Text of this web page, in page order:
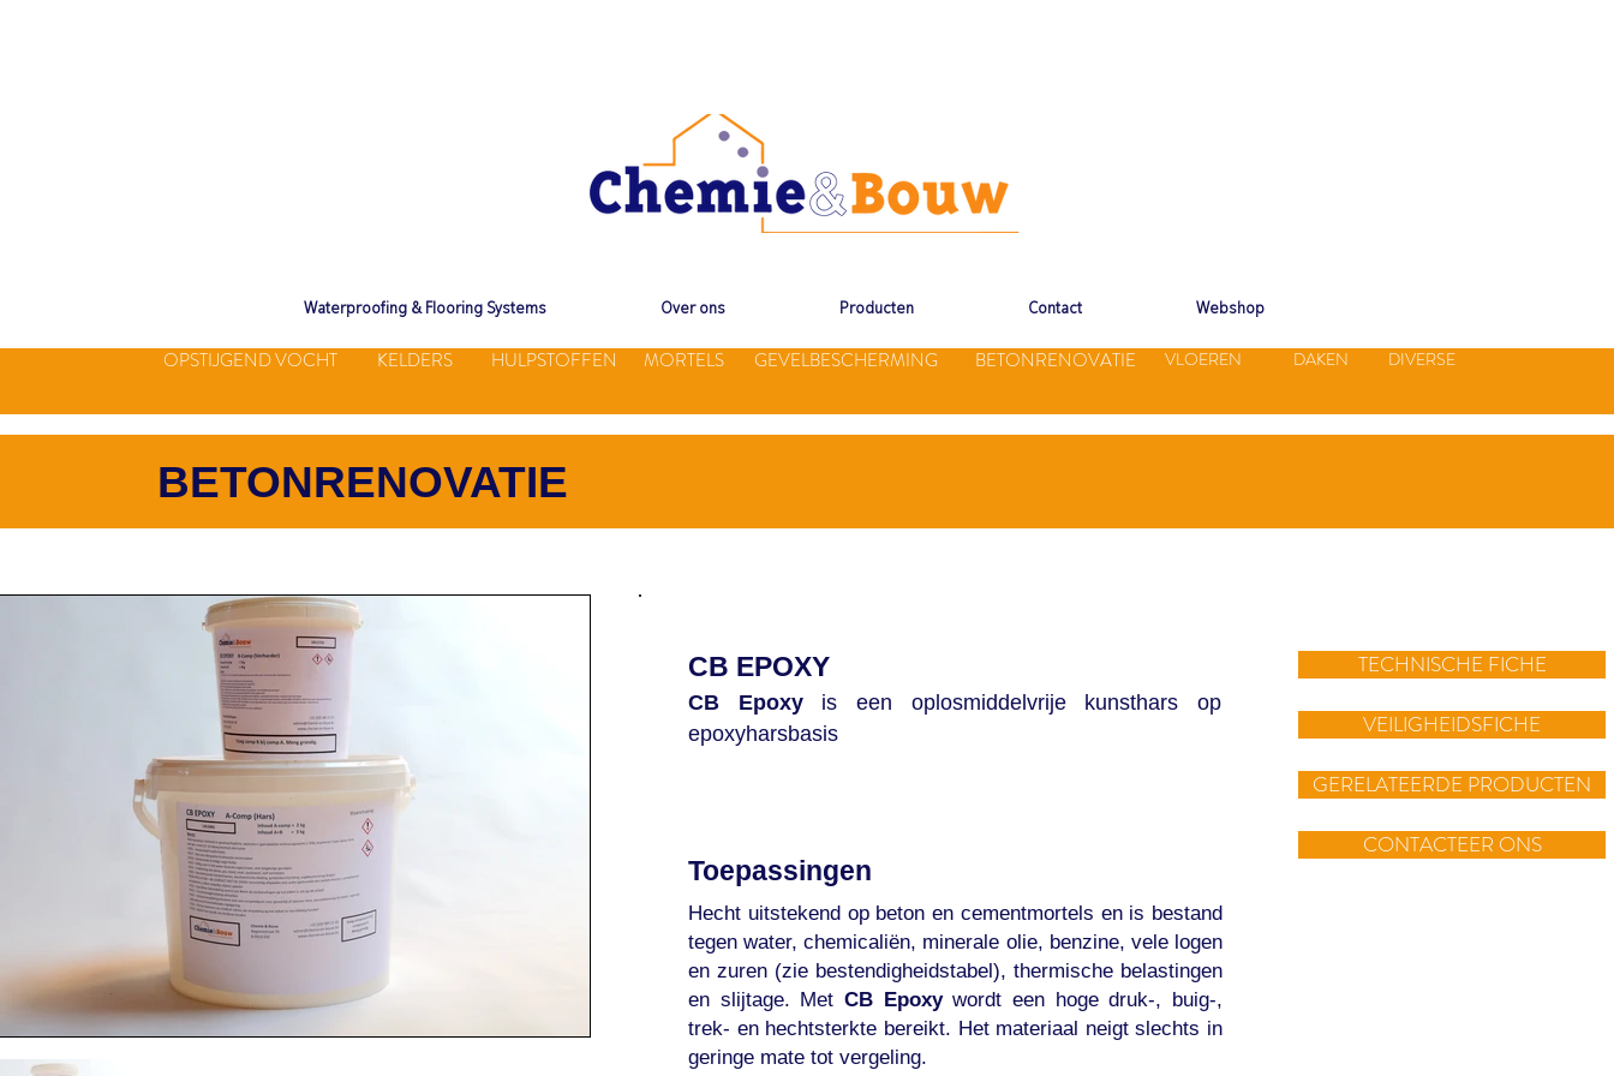
Waterproofing & Flooring Systems Over ons Producten Contact Webshop
OPSTIJGEND VOCHT KELDERS HULPSTOFFEN MORTELS GEVELBESCHERMING BETONRENOVATIE VLOEREN DAKEN DIVERSE
BETONRENOVATIE
CB EPOXY
CB Epoxyis een oplosmiddelvrije kunsthars op
epoxyharsbasis
Toepassingen
Hecht uitstekend op beton en cementmortels en is bestand
tegen water, chemicaliën, minerale olie, benzine, vele logen
en zuren (zie bestendigheidstabel), thermische belastingen
en slijtage. Met CB Epoxywordt een hoge druk-, buig-,
trek- en hechtsterkte bereikt. Het materiaal neigt slechts in
geringe mate tot vergeling.
TECHNISCHE FICHE
VEILIGHEIDSFICHE
GERELATEERDE PRODUCTEN
CONTACTEER ONS